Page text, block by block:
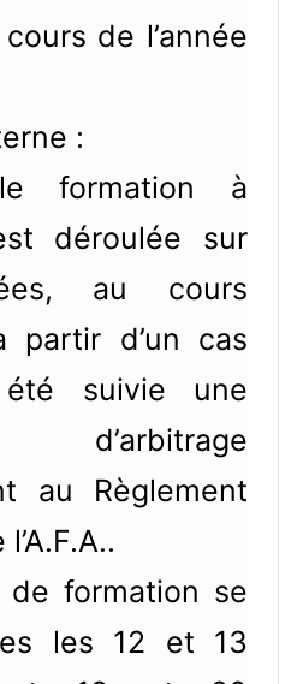
cours de l’année
:
formation à
déroulée sur
au cours
partir d’un cas
suivie une
d’arbitrage
au Règlement
de formation se
les 12 et 13